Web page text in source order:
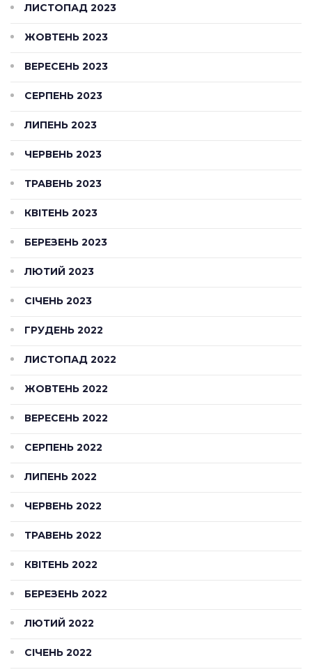
ЛИСТОПАД 2023
ЖОВТЕНЬ 2023
ВЕРЕСЕНЬ 2023
СЕРПЕНЬ 2023
ЛИПЕНЬ 2023
ЧЕРВЕНЬ 2023
ТРАВЕНЬ 2023
КВІТЕНЬ 2023
БЕРЕЗЕНЬ 2023
ЛЮТИЙ 2023
СІЧЕНЬ 2023
ГРУДЕНЬ 2022
ЛИСТОПАД 2022
ЖОВТЕНЬ 2022
ВЕРЕСЕНЬ 2022
СЕРПЕНЬ 2022
ЛИПЕНЬ 2022
ЧЕРВЕНЬ 2022
ТРАВЕНЬ 2022
КВІТЕНЬ 2022
БЕРЕЗЕНЬ 2022
ЛЮТИЙ 2022
СІЧЕНЬ 2022